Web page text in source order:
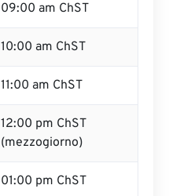
09:00 am ChST
10:00 am ChST
11:00 am ChST
12:00 pm ChST
(mezzogiorno)
01:00 pm ChST